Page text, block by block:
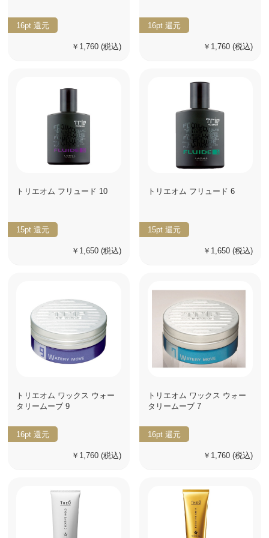
16pt 還元
￥1,760 (税込)
16pt 還元
￥1,760 (税込)
トリエオム フリュード 10
15pt 還元
￥1,650 (税込)
トリエオム フリュード 6
15pt 還元
￥1,650 (税込)
トリエオム ワックス ウォー
タリームーブ 9
16pt 還元
￥1,760 (税込)
トリエオム ワックス ウォー
タリームーブ 7
16pt 還元
￥1,760 (税込)